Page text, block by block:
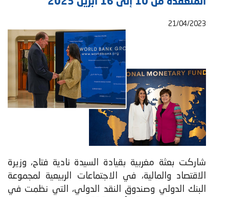
21/04/2023
شاركت بعثة مغربية بقيادة السيدة نادية فتاح، وزيرة
الاقتصاد والمالية، في الاجتماعات الربيعية لمجموعة
البنك الدولي وصندوق النقد الدولي، التي نظمت في